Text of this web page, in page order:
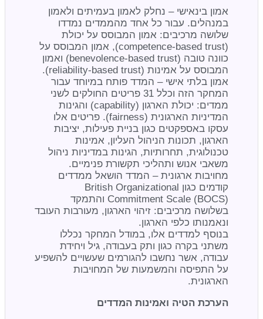
אמון בינאישי – נחלק לאמון בעמיתים ולאמון
במנהלים. עבור כל אחד מהממדים נמדדו
שלושה מרכיבים: אמון המבוסס על יכולת
(competence-based trust), אמון המבוסס על
כוונה טובה (benevolence-based trust) ואמון
המבוסס על אמינות (reliability-based trust).
אמון בלתי אישי – המדד פותח במיוחד עבור
המחקר הזה וכלל 31 פריטים החולקים לשני
ממדים: יכולת הארגון (capability) והגינות
המדיניות הארגונית (fairness). פריטים אלו
עסקו באספקטים כגון בניית פעילות, יציבות
הארגון, תכונות הניהול העליון, אמינות
טכנולוגית, תחרותיות, הגינות במדיניות ניהול
משאבי אנוש ותהליכי תקשורת פנימיים.
מחויבות ארגונית – המדד הושאל ממדדים
קודמים כגון British Organizational
Commitment Scale (BOCS) והתמקד
בשלושה מרכיבים: זיהוי הארגון, מעורבות העובד
ונאמנותו כלפי הארגון.
בנוסף למדדים אלו, במודל המחקר נכללו
משתני בקרה כגון ותק בעבודה, גיל ויחידת
עבודה, אשר נחשבו להגורמים שעשויים להשפיע
על התפיסה והמשמעות של המחויבות
הארגונית.
הערכת הטיה ואמינות המדדים